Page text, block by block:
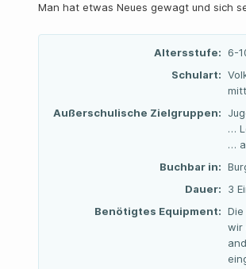
Man hat etwas Neues gewagt und sich
Altersstufe:
6-
Schulart:
Außerschulische Zielgruppen:
…
…
Buchbar in:
Dauer:
3
Benötigtes Equipment:
wir